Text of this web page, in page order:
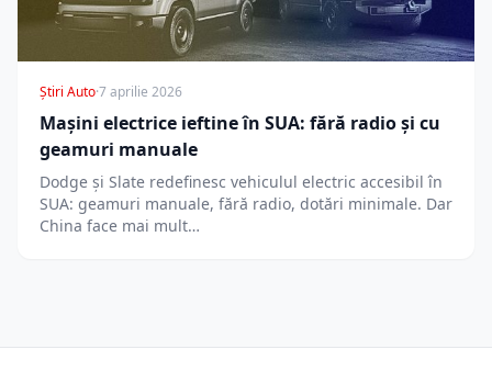
Știri Auto·7 aprilie 2026
Mașini electrice ieftine în SUA: fără radio și cu
geamuri manuale
Dodge și Slate redefinesc vehiculul electric accesibil în
SUA: geamuri manuale, fără radio, dotări minimale. Dar
China face mai mult…